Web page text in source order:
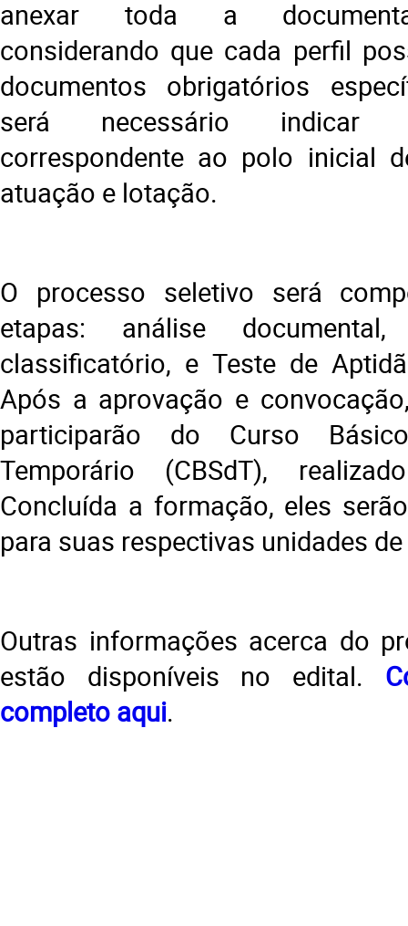
anexar toda a
considerando que cada perfil
documentos obrigatórios
será necessário indicar
correspondente ao polo inicial
atuação e lotação.
O processo seletivo será
etapas: análise
classificatório, e Teste de
Após a aprovação e
participarão do Curso
Temporário (CBSdT),
Concluída a formação, eles
para suas respectivas unidades
Outras informações acerca do
estão disponíveis no edital.
completo aqui.